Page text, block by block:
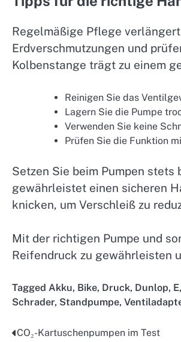
Regelmäßige Pflege
Erdverschmutzungen und
Kolbenstange trägt zu einem
Reinigen Sie das
Lagern Sie die Pumpe
Verwenden Sie keine
Prüfen Sie die Funktion
Setzen Sie beim Pumpen
gewährleistet einen sicheren
knicken, um Verschleiß zu
Mit der richtigen Pumpe und
Reifendruck zu gewährleisten
Tagged Akku, Bike, Druck, Dunlop, E,
Schrader, Standpumpe,
Post
CO₂-Kartuschenpumpen im Test